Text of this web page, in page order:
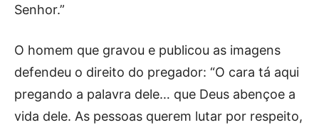
Senhor.”
O homem que gravou e publicou as imagens
defendeu o direito do pregador: “O cara tá aqui
pregando a palavra dele… que Deus abençoe a
vida dele. As pessoas querem lutar por respeito,